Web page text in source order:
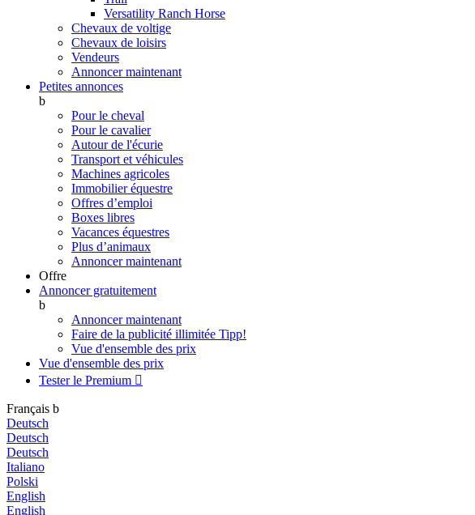
Versatility Ranch Horse
Chevaux de voltige
Chevaux de loisirs
Vendeurs
Annoncer maintenant
Petites annonces
b
Pour le cheval
Pour le cavalier
Autour de l'écurie
Transport et véhicules
Machines agricoles
Immobilier équestre
Offres d’emploi
Boxes libres
Vacances équestres
Plus d’animaux
Annoncer maintenant
Offre
Annoncer gratuitement
b
Annoncer maintenant
Faire de la publicité illimitée Tipp!
Vue d'ensemble des prix
Vue d'ensemble des prix
Tester le Premium 
Français b
Deutsch
Deutsch
Deutsch
Italiano
Polski
English
English